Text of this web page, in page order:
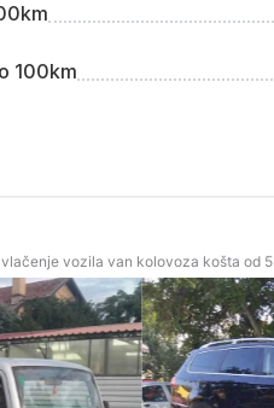
100km
vozila van kolovoza košta od